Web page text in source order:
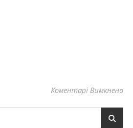
Коментарі Вимкненодо